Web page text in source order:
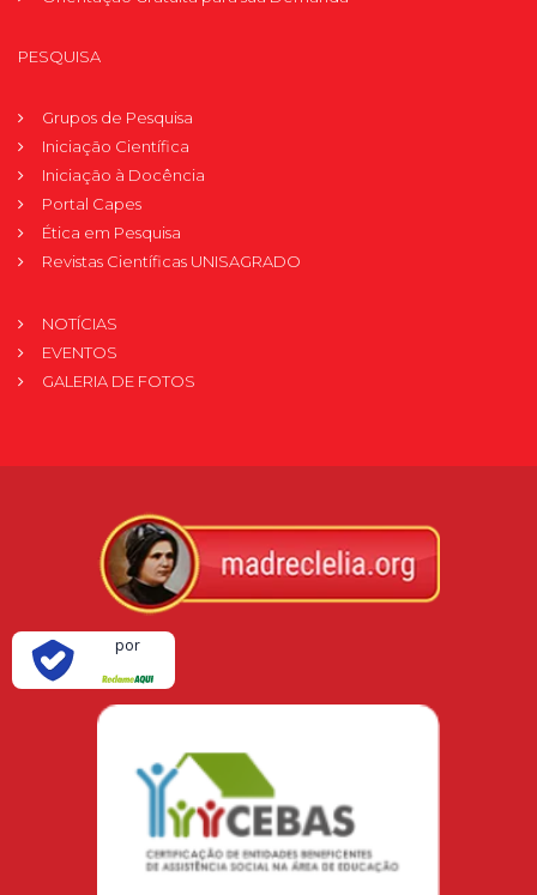
PESQUISA
Grupos de Pesquisa
Iniciação Científica
Iniciação à Docência
Portal Capes
Ética em Pesquisa
Revistas Científicas UNISAGRADO
NOTÍCIAS
EVENTOS
GALERIA DE FOTOS
por